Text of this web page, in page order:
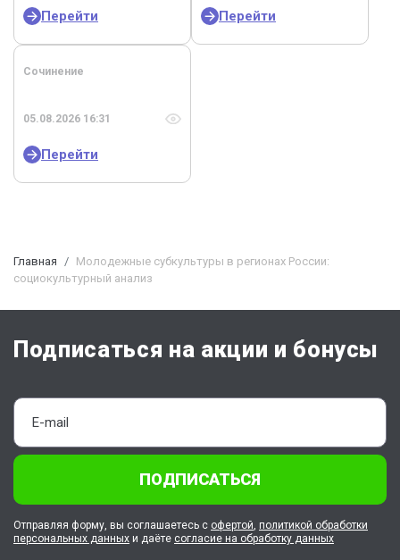
Перейти Перейти
Сочинение
05.08.2026 16:31
Перейти
Главная
Молодежные субкультуры в регионах России:
социокультурный анализ
Подписаться на акции и бонусы
ПОДПИСАТЬСЯ
Отправляя форму, вы соглашаетесь с офертой, политикой обработки
персональных данных и даёте согласие на обработку данных